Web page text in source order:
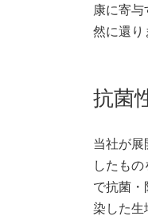
康に寄
然に還り
抗菌
当社が展
したも
で抗菌・
染した生